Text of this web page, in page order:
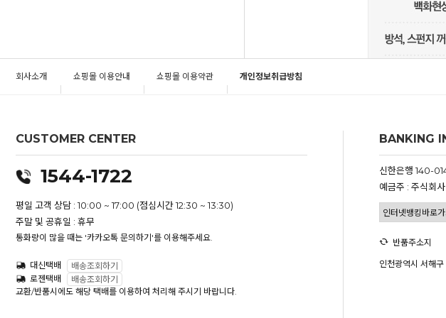
회사소개 쇼핑몰 이용안내 쇼핑몰 이용약관 개인정보취급방침
CUSTOMER CENTER
1544-1722
평일 고객 상담 : 10:00 ~ 17:00 (점심시간 12:30 ~ 13:30)
주말 및 공휴일 : 휴무
통화량이 많을 때는 '카카오톡 문의하기'를 이용해주세요.
대신택배
배송조회하기
로젠택배
배송조회하기
교환/반품시에도 해당 택배를 이용하여 처리해 주시기 바랍니다.
BANKING
신한은행 140-
예금주 : 주식회
반품주소지
인천광역시 서해